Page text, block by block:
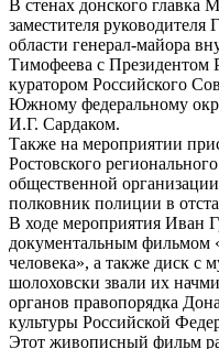
В стенах донского главка
заместителя
области генерал-майора
Тимофеева с
куратором Российского
Южному федеральному
И.Г. Сардаком.
Также на мероприятии
Ростовского
общественной
полковник полиции в
В ходе мероприятия Иван
документальным
человека», а также диск с
шолоховски звали их
органов правопорядка
культуры Российской
Этот живописный фильм